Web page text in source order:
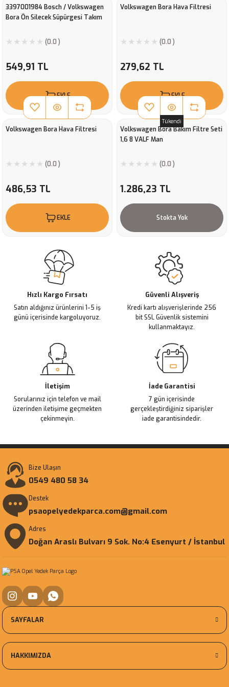
3397001984 Bosch / Volkswagen
Bora Ön Silecek Süpürgesi Takım
(0.0 )
549,91 TL
EKLE
Volkswagen Bora Hava Filtresi
(0.0 )
279,62 TL
EKLE
Volkswagen Bora Hava Filtresi
(0.0 )
486,53 TL
EKLE
Tükendi
Volkswagen Bora Bakım Filtre Seti
1,6 8 VALF Man
(0.0 )
1.286,23 TL
Stokta Yok
Hızlı Kargo Fırsatı
Satın aldığınız ürünlerini 1-5 iş
günü içerisinde kargoluyoruz.
Güvenli Alışveriş
Kredi kartı alışverişlerinde 256
bit SSL Güvenlik sistemini
kullanmaktayız.
İletişim
Sorularınız için telefon ve mail
üzerinden iletişime geçmekten
çekinmeyin.
İade Garantisi
7 gün içerisinde
gerçekleştirdiğiniz siparişler
iade garantisindedir.
Bize Ulaşın
0549 480 58 34
Destek
psaopelyedekparca.com@gmail.com
Adres
Doğan Araslı Bulvarı 9 Sok. No:4 Esenyurt / İstanbul
SAYFALAR
HAKKIMIZDA